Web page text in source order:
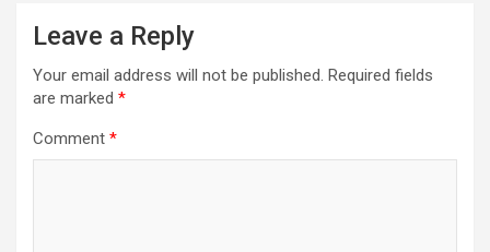
Leave a Reply
Your email address will not be published. Required fields
are marked *
Comment *